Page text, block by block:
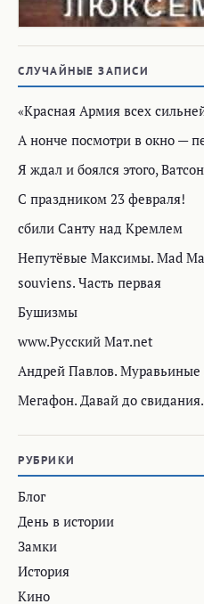
СЛУЧАЙНЫЕ ЗАПИСИ
«Красная Армия всех
А нонче посмотри в окно —
Я ждал и боялся этого,
С праздником 23 февраля!
сбили Санту над Кремлем
Непутёвые Максимы. Mad
souviens. Часть первая
Бушизмы
www.Русский Мат.net
Андрей Павлов. Муравьиные
Мегафон. Давай до
РУБРИКИ
Блог
День в истории
Замки
История
Кино